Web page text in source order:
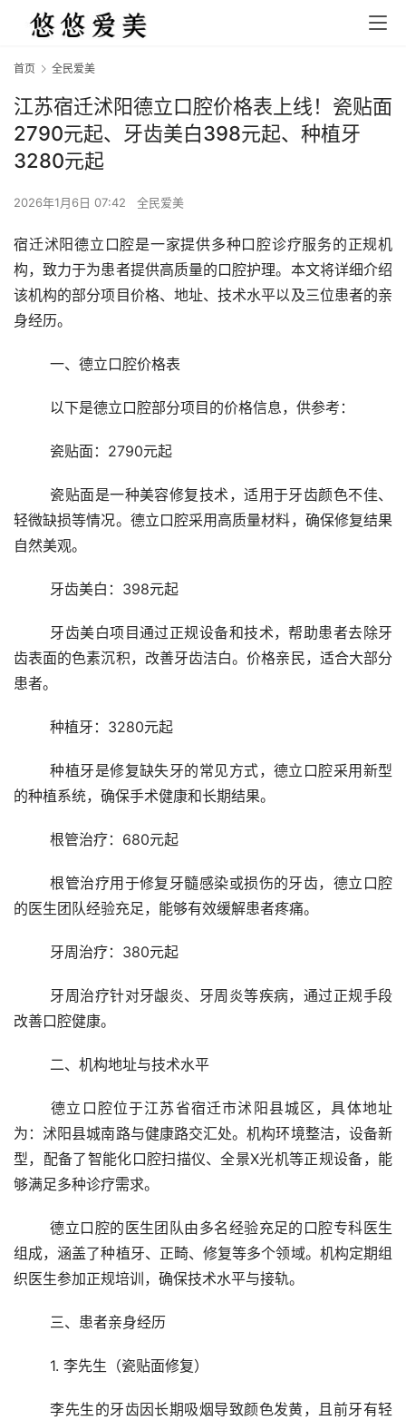
首页 全民爱美
江苏宿迁沭阳德立口腔价格表上线！瓷贴面
2790元起、牙齿美白398元起、种植牙
3280元起
2026年1月6日 07:42 全民爱美
宿迁沭阳德立口腔是一家提供多种口腔诊疗服务的正规机
构，致力于为患者提供高质量的口腔护理。本文将详细介绍
该机构的部分项目价格、地址、技术水平以及三位患者的亲
身经历。
	一、德立口腔价格表
	以下是德立口腔部分项目的价格信息，供参考：
	瓷贴面：2790元起
轻微缺损等情况。德立口腔采用高质量材料，确保修复结果
自然美观。
	牙齿美白：398元起
齿表面的色素沉积，改善牙齿洁白。价格亲民，适合大部分
患者。
	种植牙：3280元起
	种植牙是修复缺失牙的常见方式，德立口腔采用新型
的种植系统，确保手术健康和长期结果。
	根管治疗：680元起
	根管治疗用于修复牙髓感染或损伤的牙齿，德立口腔
的医生团队经验充足，能够有效缓解患者疼痛。
	牙周治疗：380元起
改善口腔健康。
	二、机构地址与技术水平
	德立口腔位于江苏省宿迁市沭阳县城区，具体地址
为：沭阳县城南路与健康路交汇处。机构环境整洁，设备新
型，配备了智能化口腔扫描仪、全景X光机等正规设备，能
够满足多种诊疗需求。
	德立口腔的医生团队由多名经验充足的口腔专科医生
组成，涵盖了种植牙、正畸、修复等多个领域。机构定期组
织医生参加正规培训，确保技术水平与接轨。
	三、患者亲身经历
	1. 李先生（瓷贴面修复）
	李先生的牙齿因长期吸烟导致颜色发黄，且前牙有轻